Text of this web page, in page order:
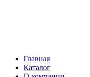
Главная
Каталог